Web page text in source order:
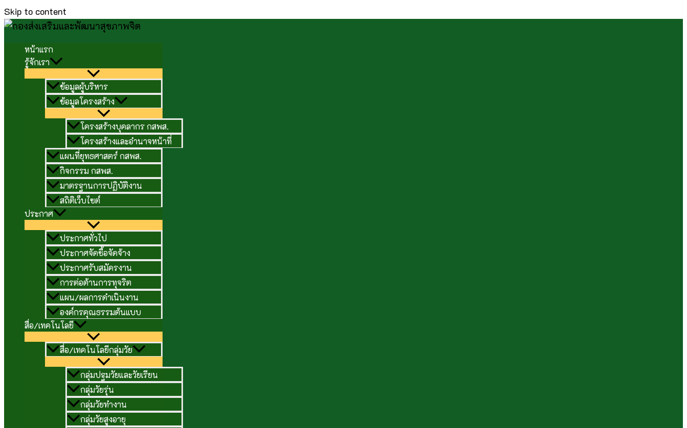
Skip to content
หน้าแรก
รู้จักเรา
ข้อมูลผู้บริหาร
ข้อมูลโครงสร้าง
โครงสร้างบุคลากร กสพส.
โครงสร้างและอำนาจหน้าที่
แผนที่ยุทธศาสตร์ กสพส.
กิจกรรม กสพส.
มาตรฐานการปฏิบัติงาน
สถิติเว็บไซต์
ประกาศ
ประกาศทั่วไป
ประกาศจัดซื้อจัดจ้าง
ประกาศรับสมัครงาน
การต่อต้านการทุจริต
แผน/ผลการดำเนินงาน
องค์กรคุณธรรมต้นแบบ
สื่อ/เทคโนโลยี
สื่อ/เทคโนโลยีกลุ่มวัย
กลุ่มปฐมวัยและวัยเรียน
กลุ่มวัยรุ่น
กลุ่มวัยทำงาน
กลุ่มวัยสูงอายุ